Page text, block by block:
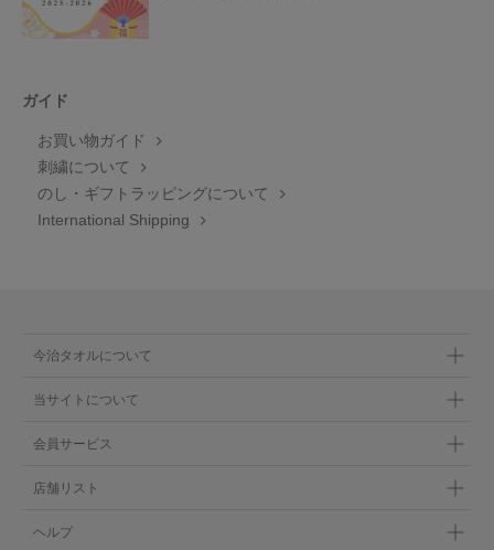
ガイド
お買い物ガイド
刺繍について
のし・ギフトラッピングについて
International Shipping
今治タオルについて
当サイトについて
会員サービス
店舗リスト
ヘルプ